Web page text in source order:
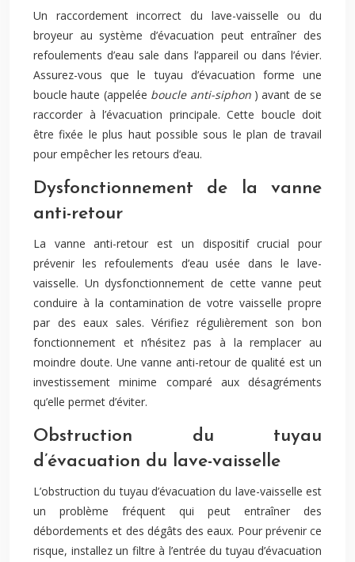
Un raccordement incorrect du lave-vaisselle ou du
broyeur au système d’évacuation peut entraîner des
refoulements d’eau sale dans l’appareil ou dans l’évier.
Assurez-vous que le tuyau d’évacuation forme une
boucle haute (appelée boucle anti-siphon ) avant de se
raccorder à l’évacuation principale. Cette boucle doit
être fixée le plus haut possible sous le plan de travail
pour empêcher les retours d’eau.
Dysfonctionnement de la vanne
anti-retour
La vanne anti-retour est un dispositif crucial pour
prévenir les refoulements d’eau usée dans le lave-
vaisselle. Un dysfonctionnement de cette vanne peut
conduire à la contamination de votre vaisselle propre
par des eaux sales. Vérifiez régulièrement son bon
fonctionnement et n’hésitez pas à la remplacer au
moindre doute. Une vanne anti-retour de qualité est un
investissement minime comparé aux désagréments
qu’elle permet d’éviter.
Obstruction du tuyau
d’évacuation du lave-vaisselle
L’obstruction du tuyau d’évacuation du lave-vaisselle est
un problème fréquent qui peut entraîner des
débordements et des dégâts des eaux. Pour prévenir ce
risque, installez un filtre à l’entrée du tuyau d’évacuation